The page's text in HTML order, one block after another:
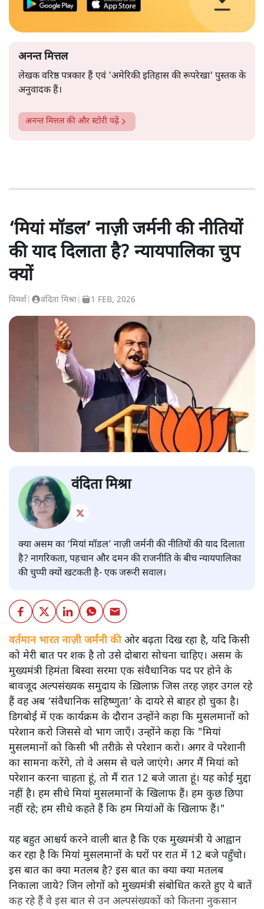
अनन्त मित्तल
लेखक वरिष्ठ पत्रकार हैं एवं 'अमेरिकी इतिहास की रूपरेखा' पुस्तक के
अनुवादक हैं।
अनन्त मित्तलकी और स्टोरी पढ़ें
‘मियां मॉडल’ नाज़ी जर्मनी की नीतियों
की याद दिलाता है? न्यायपालिका चुप
क्यों
विमर्श वंदिता मिश्रा 1 FEB, 2026
वंदिता मिश्रा
क्या असम का ‘मियां मॉडल’ नाज़ी जर्मनी की नीतियों की याद दिलाता
है? नागरिकता, पहचान और दमन की राजनीति के बीच न्यायपालिका
की चुप्पी क्यों खटकती है- एक जरूरी सवाल।
वर्तमान भारत नाज़ी जर्मनी कीओर बढ़ता दिख रहा है, यदि किसी
को मेरी बात पर शक है तो उसे दोबारा सोचना चाहिए। असम के
मुख्यमंत्री हिमंता बिस्वा सरमा एक संवैधानिक पद पर होने के
बावजूद अल्पसंख्यक समुदाय के ख़िलाफ़ जिस तरह ज़हर उगल रहे
हैं वह अब ‘संवैधानिक सहिष्णुता’ के दायरे से बाहर हो चुका है।
डिगबोई में एक कार्यक्रम के दौरान उन्होंने कहा कि मुसलमानों को
परेशान करो जिससे वो भाग जाएँ। उन्होंने कहा कि "मियां
मुसलमानों को किसी भी तरीक़े से परेशान करो। अगर वे परेशानी
का सामना करेंगे, तो वे असम से चले जाएंगे। अगर मैं मियां को
परेशान करना चाहता हूं, तो मैं रात 12 बजे जाता हूं। यह कोई मुद्दा
नहीं है। हम सीधे मियां मुसलमानों के खिलाफ हैं। हम कुछ छिपा
नहीं रहे; हम सीधे कहते हैं कि हम मियांओं के खिलाफ हैं।"
यह बहुत आश्चर्य करने वाली बात है कि एक मुख्यमंत्री ये आह्वान
कर रहा है कि मियांं मुसलमानों के घरों पर रात में 12 बजे पहुँचो।
इस बात का क्या मतलब है? इस बात का क्या क्या मतलब
निकाला जाये? जिन लोगों को मुख्यमंत्री संबोधित करते हुए ये बातें
कह रहे हैं वे इस बात से उन अल्पसंख्यकों को कितना नुकसान